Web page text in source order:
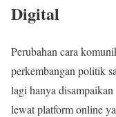
Digital
Perubahan cara
perkembangan politik
lagi hanya
lewat platform online